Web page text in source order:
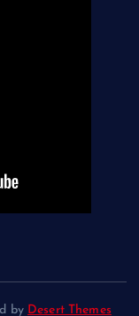
by Desert Themes